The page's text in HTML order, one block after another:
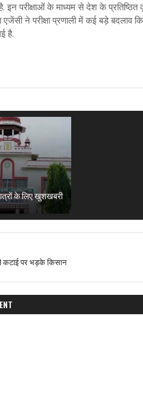
परीक्षाओं के माध्यम से देश के प्रतिष्ठित
एजेंसी ने परीक्षा प्रणाली में कई बड़े बदलाव
है.
के लिए खुशखबरी
कटाई पर भड़के किसान